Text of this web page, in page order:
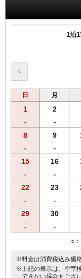
・ご予定の変更によ
【全プラン共通サービ
ご用意！
・全室インターネット
1泊
<
日 月
1
-
2
-
8
-
9
-
15
-
16
-
22
-
23
-
29
-
30
-
○
※料金は消費税込み価格
※上記の表示は、空室